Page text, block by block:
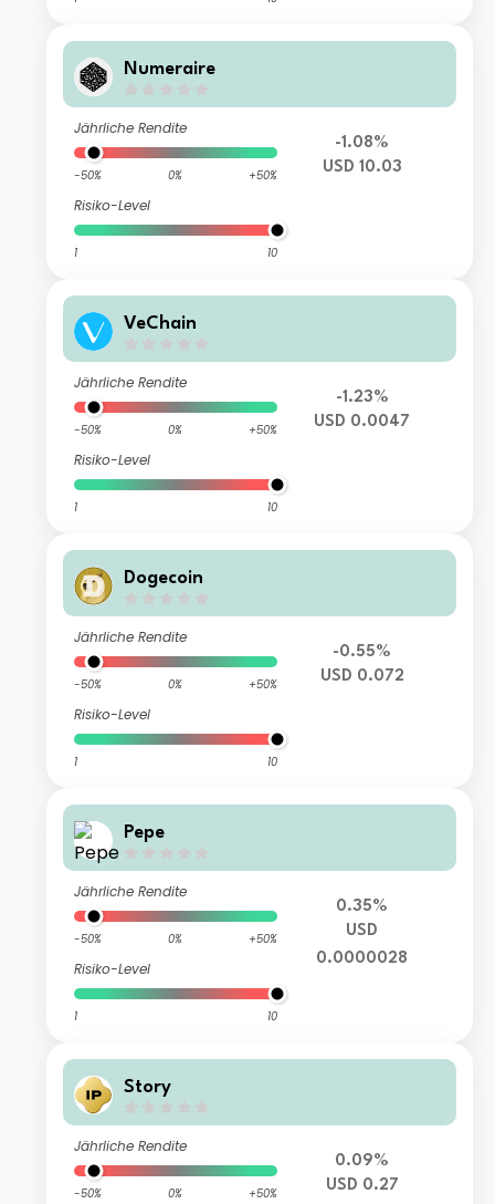
Numeraire
Jährliche Rendite
-50% 0% +50%
Risiko-Level
1 10
-1.08%
USD 10.03
VeChain
Jährliche Rendite
-50% 0% +50%
Risiko-Level
1 10
-1.23%
USD 0.0047
Dogecoin
Jährliche Rendite
-50% 0% +50%
Risiko-Level
1 10
-0.55%
USD 0.072
Pepe
Jährliche Rendite
-50% 0% +50%
Risiko-Level
1 10
0.35%
USD
0.0000028
Story
Jährliche Rendite
-50% 0% +50%
0.09%
USD 0.27